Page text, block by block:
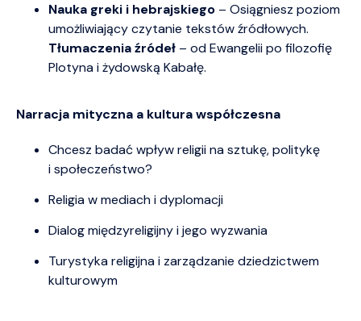
Nauka greki i hebrajskiego – Osiągniesz poziom
umożliwiający czytanie tekstów źródłowych.
Tłumaczenia źródeł – od Ewangelii po filozofię
Plotyna i żydowską Kabałę.
Narracja mityczna a kultura współczesna
Chcesz badać wpływ religii na sztukę, politykę
i społeczeństwo?
Religia w mediach i dyplomacji
Dialog międzyreligijny i jego wyzwania
Turystyka religijna i zarządzanie dziedzictwem
kulturowym